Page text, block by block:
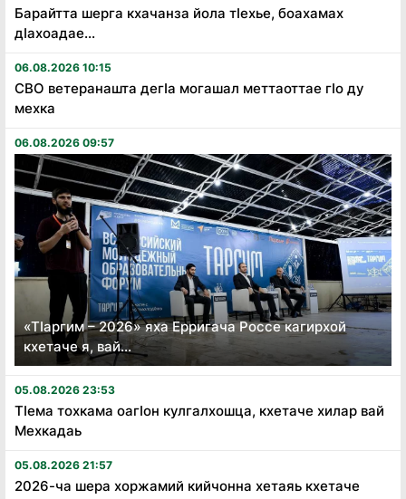
Барайтта шерга кхачанза йола тӏехье, боахамах
дӏахоадае...
06.08.2026 10:15
СВО ветеранашта дегӏа могашал меттаоттае гӏо ду
мехка
06.08.2026 09:57
«Тӏаргим – 2026» яха Ерригача Россе кагирхой
кхетаче я, вай...
05.08.2026 23:53
Тӏема тохкама оагӏон кулгалхошца, кхетаче хилар вай
Мехкадаь
05.08.2026 21:57
2026-ча шера хоржамий кийчонна хетаяь кхетаче